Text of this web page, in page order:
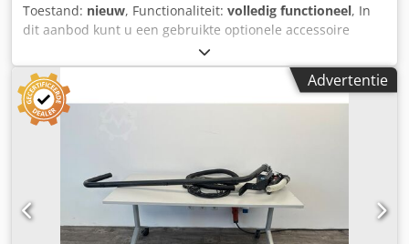
Toestand: nieuw, Functionaliteit: volledig functioneel, In
dit aanbod kunt u een gebruikte optionele accessoire
aanschaffen, namelijk de "SDD Belt Stacker BST6900".
Cjdpfx Aoytcpyohtoha Verkocht wordt: 1 x SDD Belt Stacker
BST6900: Verpakking en verzending: U kunt het apparaat
tijdens onze openingstijden komen bekijken. Maak
hiervoor een afspraak! Een zeewaardige verpakking en
verdere informatie kunt u uiteraard ook persoonlijk contact
met ons opnemen.
Advertentie